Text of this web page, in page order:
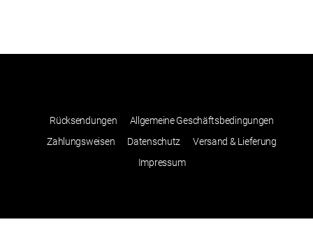
Rücksendungen
Allgemeine Geschäftsbedingungen
Zahlungsweisen
Datenschutz
Versand & Lieferung
Impressum